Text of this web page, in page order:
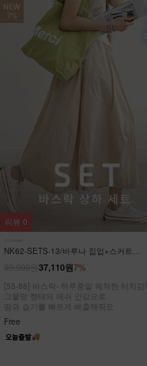
NEW
7%
NK62-SETS-13/바루나 집업+스커트
7%
37,110원
[55-88] 바스락- 하루종일 쾌적한 터치감!
그물망 형태의 메쉬 안감으로
땀과 습기를 빠르게 배출해줘요
Free
리뷰 0